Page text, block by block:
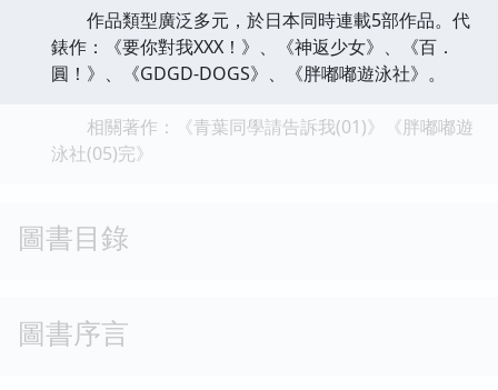
作品類型廣泛多元，於日本同時連載5部作品。代
錶作：《要你對我XXX！》、《神返少女》、《百．
圓！》、《GDGD-DOGS》、《胖嘟嘟遊泳社》。
相關著作：《青葉同學請告訴我(01)》《胖嘟嘟遊
泳社(05)完》
圖書目錄
圖書序言